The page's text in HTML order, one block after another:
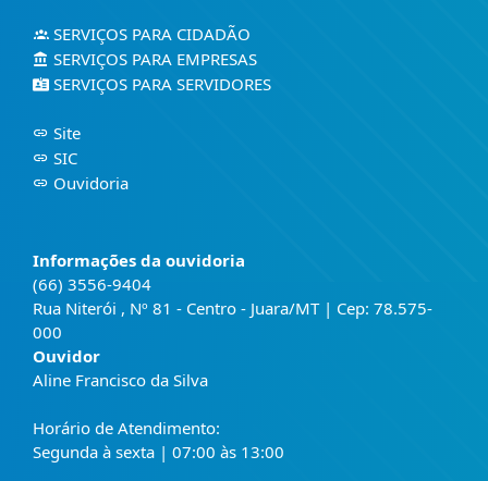
SERVIÇOS PARA CIDADÃO
SERVIÇOS PARA EMPRESAS
SERVIÇOS PARA SERVIDORES
Site
SIC
Ouvidoria
Informações da ouvidoria
(66) 3556-9404
Rua Niterói , Nº 81 - Centro - Juara/MT | Cep: 78.575-
000
Ouvidor
Aline Francisco da Silva
Horário de Atendimento:
Segunda à sexta | 07:00 às 13:00